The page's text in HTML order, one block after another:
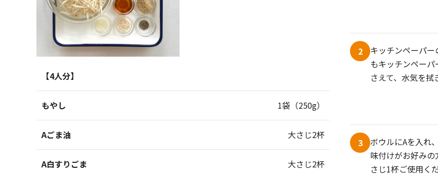
【4人分】
もやし 1袋（250g）
Aごま油 大さじ2杯
A白すりごま 大さじ2杯
2
キッチンペーパ
もキッチンペー
さえて、水気を拭
3
ボウルにAを入れ
味付けがお好み
さじ1杯ご使用く